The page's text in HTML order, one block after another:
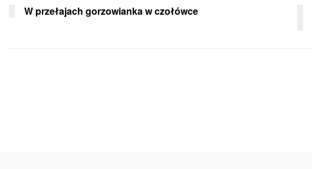
W przełajach gorzowianka w czołówce